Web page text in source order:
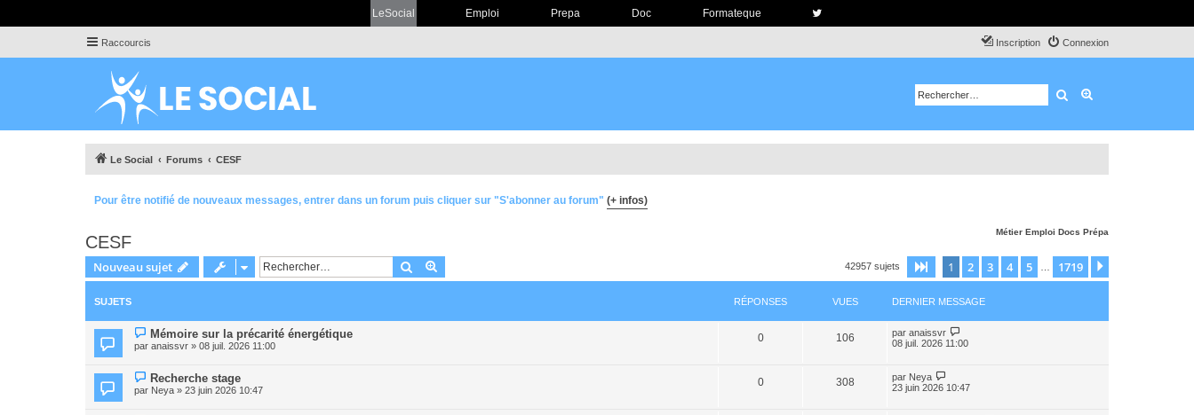
LeSocial Emploi Prepa Doc Formateque
Raccourcis Connexion
Inscription
Rechercher
Le Social Forums CESF
Pour être notifié de nouveaux messages, entrer dans un forum puis cliquer sur "S'abonner au forum" (+ infos)
Métier Emploi Docs Prépa
CESF
Nouveau sujet Rechercher 42957 sujets Page sur1719
1 2 3 4 5 1719
SUJETS RÉPONSES VUES DERNIER MESSAGE
Mémoire sur la précarité énergétique
par anaissvr » 08 juil. 2026 11:00
0 106 par anaissvr
08 juil. 2026 11:00
Recherche stage
par Neya » 23 juin 2026 10:47
0 308 par Neya
23 juin 2026 10:47